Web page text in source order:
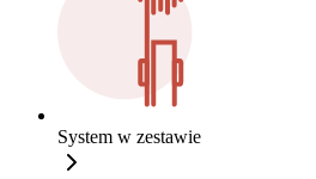
System w zestawie